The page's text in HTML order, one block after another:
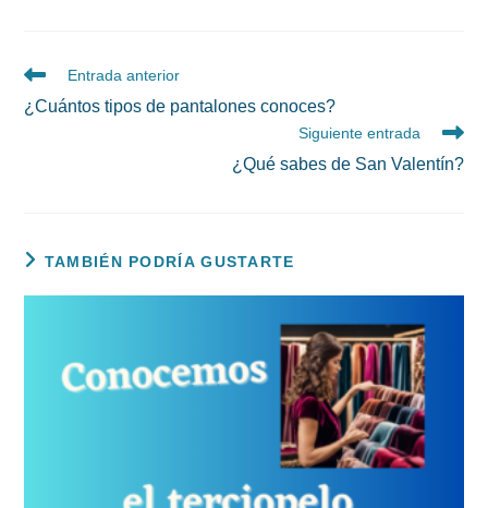
Leer
artículos
Entrada anterior
¿Cuántos tipos de pantalones conoces?
Siguiente entrada
¿Qué sabes de San Valentín?
TAMBIÉN PODRÍA GUSTARTE